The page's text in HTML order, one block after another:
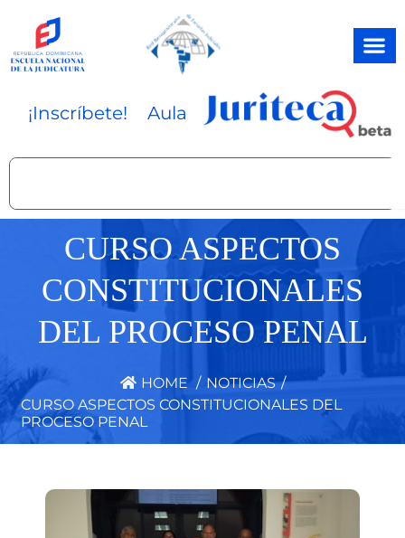
contenido
¡Inscríbete! Aula
Search
CURSO ASPECTOS
CONSTITUCIONALES
DEL PROCESO PENAL
HOME / NOTICIAS /
CURSO ASPECTOS CONSTITUCIONALES DEL
PROCESO PENAL